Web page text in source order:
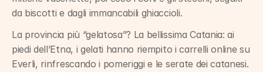
da biscotti e dagli immancabili ghiaccioli.
La provincia più “gelatosa”? La bellissima Catania: ai
piedi dell’Etna, i gelati hanno riempito i carrelli online su
Everli, rinfrescando i pomeriggi e le serate dei catanesi.